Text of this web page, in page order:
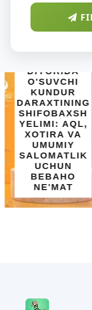
UMRA
UCHUN
KAPILKA